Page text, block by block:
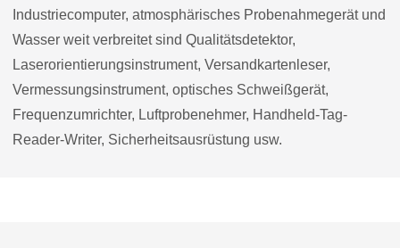
Industriecomputer, atmosphärisches Probenahmegerät und
Wasser weit verbreitet sind Qualitätsdetektor,
Laserorientierungsinstrument, Versandkartenleser,
Vermessungsinstrument, optisches Schweißgerät,
Frequenzumrichter, Luftprobenehmer, Handheld-Tag-
Reader-Writer, Sicherheitsausrüstung usw.